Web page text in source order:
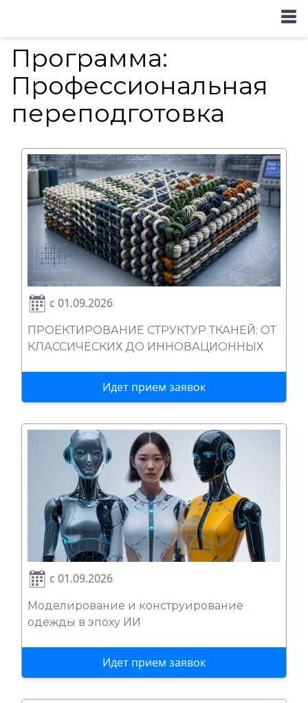
Программа:
Профессиональная
переподготовка
с 01.09.2026
ПРОЕКТИРОВАНИЕ СТРУКТУР ТКАНЕЙ: ОТ
КЛАССИЧЕСКИХ ДО ИННОВАЦИОННЫХ
Идет прием заявок
с 01.09.2026
Моделирование и конструирование
одежды в эпоху ИИ
Идет прием заявок